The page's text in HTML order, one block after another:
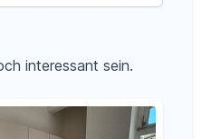
interessant sein.